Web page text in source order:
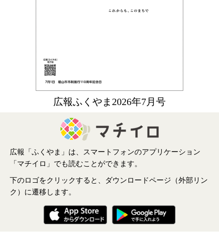
広報ふくやま2026年7月号
広報「ふくやま」は、スマートフォンのアプリケーション
「マチイロ」でも読むことができます。
下のロゴをクリックすると、ダウンロードページ（外部リン
ク）に遷移します。